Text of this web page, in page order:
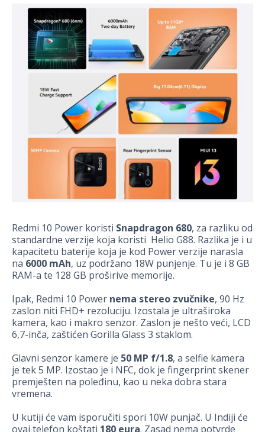
Redmi 10 Power koristi Snapdragon 680, za razliku od
standardne verzije koja koristi Helio G88. Razlika je i u
kapacitetu baterije koja je kod Power verzije narasla
na 6000 mAh, uz podržano 18W punjenje. Tu je i 8 GB
RAM-a te 128 GB proširive memorije.
Ipak, Redmi 10 Power nema stereo zvučnike, 90 Hz
zaslon niti FHD+ rezoluciju. Izostala je ultraširoka
kamera, kao i makro senzor. Zaslon je nešto veći, LCD
6,7-inča, zaštićen Gorilla Glass 3 staklom.
Glavni senzor kamere je 50 MP f/1.8, a selfie kamera
je tek 5 MP. Izostao je i NFC, dok je fingerprint skener
premješten na poleđinu, kao u neka dobra stara
vremena.
U kutiji će vam isporučiti spori 10W punjač. U Indiji će
ovaj telefon koštati 180 eura. Zasad nema potvrde